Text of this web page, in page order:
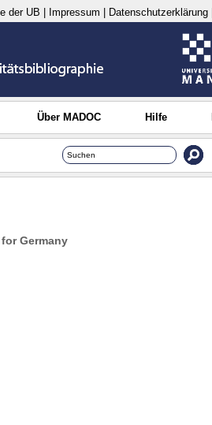
der UB Impressum Datenschutzerklärung
Über MADOC Hilfe
Germany